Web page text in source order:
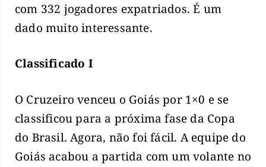
com 332 jogadores expatriados. É um
dado muito interessante.
Classificado I
O Cruzeiro venceu o Goiás por 1×0 e se
classificou para a próxima fase da Copa
do Brasil. Agora, não foi fácil. A equipe do
Goiás acabou a partida com um volante no